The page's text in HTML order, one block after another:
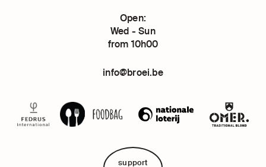
Open:
Wed - Sun
from 10h00
info@broei.be
support